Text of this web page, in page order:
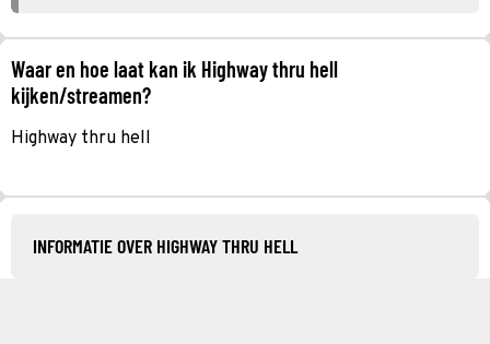
Waar en hoe laat kan ik Highway thru hell
kijken/streamen?
Highway thru hell
INFORMATIE OVER HIGHWAY THRU HELL